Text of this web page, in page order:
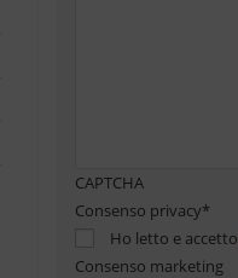
CAPTCHA
Consenso privacy*
Ho letto e accetto
Consenso marketing